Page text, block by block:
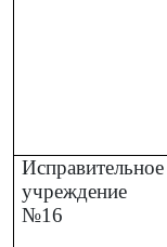
Исправительное
учреждение
№16